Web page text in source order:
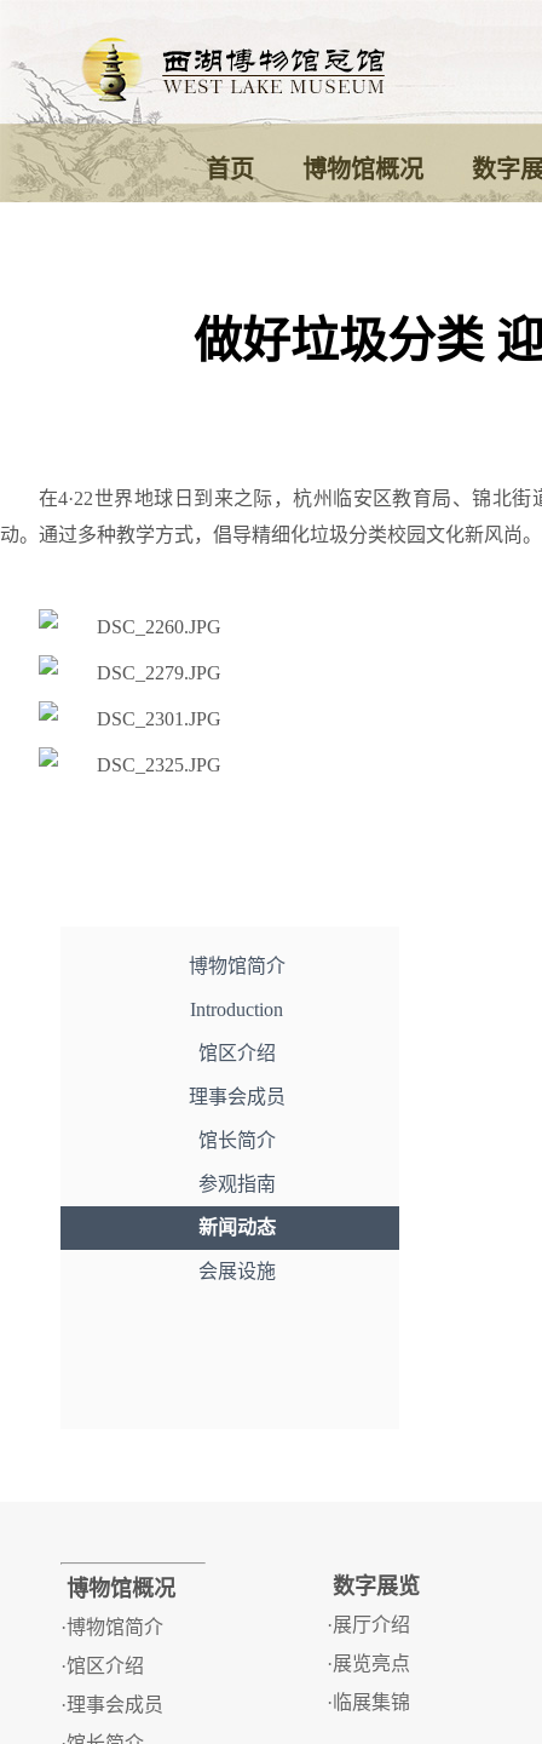
首页 博物馆概况 数字
做好垃圾分类
在4·22世界地球日到来之际，杭州临安区教育局、锦北
动。通过多种教学方式，倡导精细化垃圾分类校园文化新风尚。
博物馆简介
Introduction
馆区介绍
理事会成员
馆长简介
参观指南
新闻动态
会展设施
博物馆概况
·博物馆简介
·馆区介绍
·理事会成员
数字展览
·展厅介绍
·展览亮点
·临展集锦